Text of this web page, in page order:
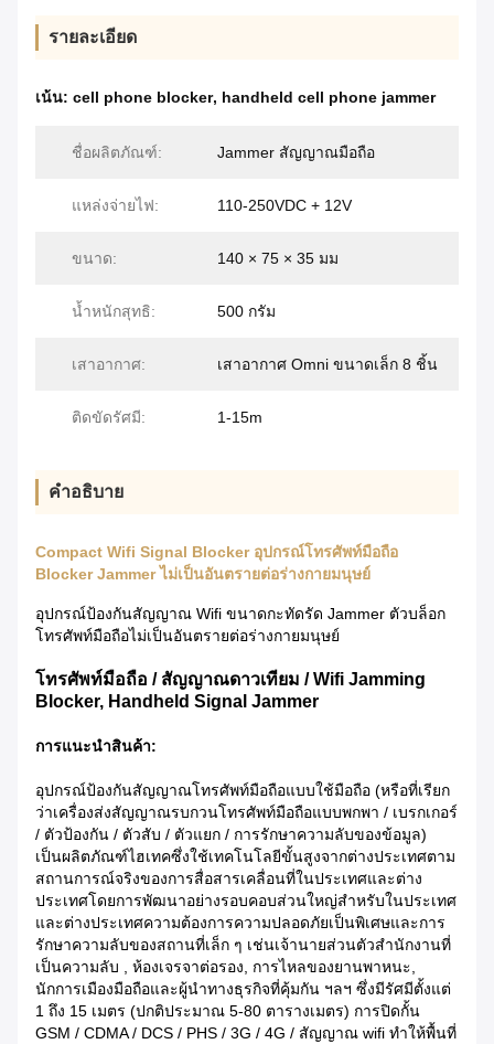
รายละเอียด
เน้น: cell phone blocker, handheld cell phone jammer
ชื่อผลิตภัณฑ์: Jammer สัญญาณมือถือ
แหล่งจ่ายไฟ: 110-250VDC + 12V
ขนาด: 140 × 75 × 35 มม
น้ำหนักสุทธิ: 500 กรัม
เสาอากาศ: เสาอากาศ Omni ขนาดเล็ก 8 ชิ้น
ติดขัดรัศมี: 1-15m
คำอธิบาย
Compact Wifi Signal Blocker อุปกรณ์โทรศัพท์มือถือ
Blocker Jammer ไม่เป็นอันตรายต่อร่างกายมนุษย์
อุปกรณ์ป้องกันสัญญาณ Wifi ขนาดกะทัดรัด Jammer ตัวบล็อก
โทรศัพท์มือถือไม่เป็นอันตรายต่อร่างกายมนุษย์
โทรศัพท์มือถือ / สัญญาณดาวเทียม / Wifi Jamming
Blocker, Handheld Signal Jammer
การแนะนำสินค้า:
อุปกรณ์ป้องกันสัญญาณโทรศัพท์มือถือแบบใช้มือถือ (หรือที่เรียก
ว่าเครื่องส่งสัญญาณรบกวนโทรศัพท์มือถือแบบพกพา / เบรกเกอร์
/ ตัวป้องกัน / ตัวสับ / ตัวแยก / การรักษาความลับของข้อมูล)
เป็นผลิตภัณฑ์ไฮเทคซึ่งใช้เทคโนโลยีขั้นสูงจากต่างประเทศตาม
สถานการณ์จริงของการสื่อสารเคลื่อนที่ในประเทศและต่าง
ประเทศโดยการพัฒนาอย่างรอบคอบส่วนใหญ่สำหรับในประเทศ
และต่างประเทศความต้องการความปลอดภัยเป็นพิเศษและการ
รักษาความลับของสถานที่เล็ก ๆ เช่นเจ้านายส่วนตัวสำนักงานที่
เป็นความลับ , ห้องเจรจาต่อรอง, การไหลของยานพาหนะ,
นักการเมืองมือถือและผู้นำทางธุรกิจที่คุ้มกัน ฯลฯ ซึ่งมีรัศมีตั้งแต่
1 ถึง 15 เมตร (ปกติประมาณ 5-80 ตารางเมตร) การปิดกั้น
GSM / CDMA / DCS / PHS / 3G / 4G / สัญญาณ wifi ทำให้พื้นที่